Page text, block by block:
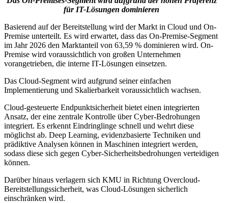
für IT-Lösungen dominieren
Basierend auf der Bereitstellung wird der Markt in Cloud und On-
Premise unterteilt. Es wird erwartet, dass das On-Premise-Segment
im Jahr 2026 den Marktanteil von 63,59 % dominieren wird. On-
Premise wird voraussichtlich von großen Unternehmen
vorangetrieben, die interne IT-Lösungen einsetzen.
Das Cloud-Segment wird aufgrund seiner einfachen
Implementierung und Skalierbarkeit voraussichtlich wachsen.
Cloud-gesteuerte Endpunktsicherheit bietet einen integrierten
Ansatz, der eine zentrale Kontrolle über Cyber-Bedrohungen
integriert. Es erkennt Eindringlinge schnell und wehrt diese
möglichst ab. Deep Learning, evidenzbasierte Techniken und
prädiktive Analysen können in Maschinen integriert werden,
sodass diese sich gegen Cyber-Sicherheitsbedrohungen verteidigen
können.
Darüber hinaus verlagern sich KMU in Richtung Overcloud-
Bereitstellungssicherheit, was Cloud-Lösungen sicherlich
einschränken wird.